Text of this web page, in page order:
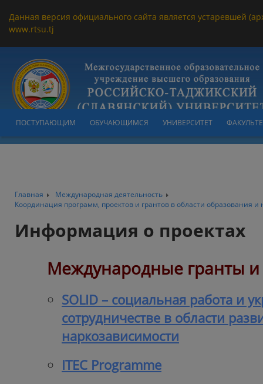
Данная версия официального сайта является устаревшей
www.rtsu.tj
ПОСТУПАЮЩИМ ОБУЧАЮЩИМСЯ УНИВЕРСИТЕТ
Главная
Международная деятельность
Координация программ, проектов и грантов в области образования и
Информация о проектах
Международные гранты
SOLID – социальная работа и
сотрудничестве в области
наркозависимости
ITEC Programme